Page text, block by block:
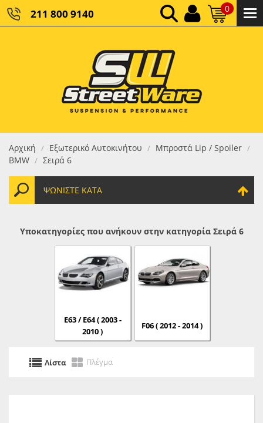
211 800 9140 0
ΚΑΘΑΡΌ ΣΎΝΟΛΟ:
ΤΕΛΙΚΌ ΣΎΝΟΛΟ:0,00 €
Αρχική / Εξωτερικό Αυτοκινήτου / Μπροστά Lip / Spoiler /
BMW / Σειρά 6
ΨΩΝΊΣΤΕ ΚΑΤΆ
Υποκατηγορίες που ανήκουν στην κατηγορία Σειρά 6
E63 / E64 ( 2003 -
2010 )
F06 ( 2012 - 2014 )
Λίστα Πλέγμα